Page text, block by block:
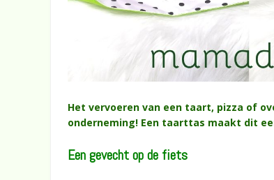
Het vervoeren van een taart, pizza of
onderneming! Een taarttas maakt dit
Een gevecht op de fiets